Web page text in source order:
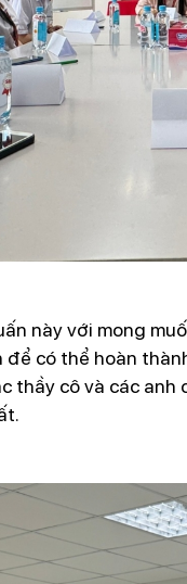
này với mong
có thể hoàn
thầy cô và các